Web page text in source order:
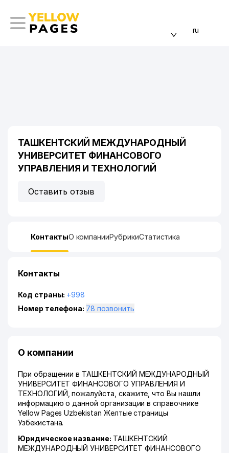
ru
ТАШКЕНТСКИЙ МЕЖДУНАРОДНЫЙ
УНИВЕРСИТЕТ ФИНАНСОВОГО
УПРАВЛЕНИЯ И ТЕХНОЛОГИЙ
Оставить отзыв
КонтактыО компанииРубрикиСтатистика
Контакты
Код страны: +998
Номер телефона:
78 позвонить
О компании
При обращении в ТАШКЕНТСКИЙ МЕЖДУНАРОДНЫЙ
УНИВЕРСИТЕТ ФИНАНСОВОГО УПРАВЛЕНИЯ И
ТЕХНОЛОГИЙ, пожалуйста, скажите, что Вы нашли
информацию о данной организации в справочнике
Yellow Pages Uzbekistan Желтые страницы
Узбекистана.
Юридическое название: ТАШКЕНТСКИЙ
МЕЖДУНАРОДНЫЙ УНИВЕРСИТЕТ ФИНАНСОВОГО